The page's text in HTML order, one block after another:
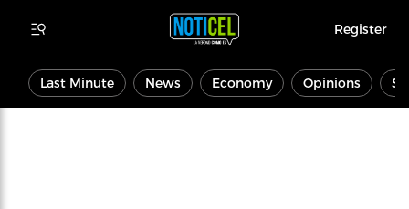
Register
Last Minute News Economy Opinions